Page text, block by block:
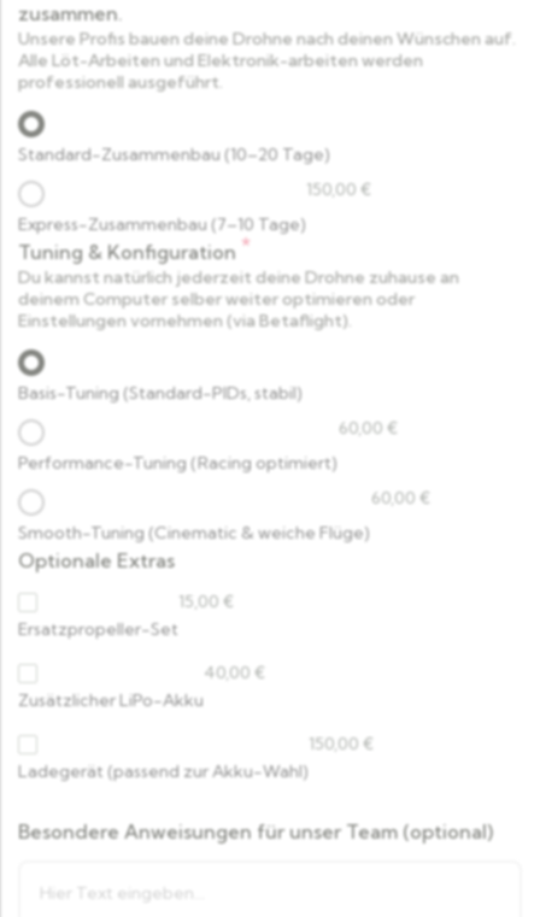
zusammen.
Unsere Profis bauen deine Drohne nach deinen Wünschen auf.
Alle Löt-Arbeiten und Elektronik-arbeiten werden
professionell ausgeführt.
Standard-Zusammenbau (10–20 Tage)
Express-Zusammenbau (7–10 Tage)
150,00 €
Tuning & Konfiguration *
Du kannst natürlich jederzeit deine Drohne zuhause an
deinem Computer selber weiter optimieren oder
Einstellungen vornehmen (via Betaflight).
Basis-Tuning (Standard-PIDs, stabil)
Performance-Tuning (Racing optimiert)
60,00 €
Smooth-Tuning (Cinematic & weiche Flüge)
60,00 €
Optionale Extras
Ersatzpropeller-Set
15,00 €
Zusätzlicher LiPo-Akku
40,00 €
Ladegerät (passend zur Akku-Wahl)
150,00 €
Besondere Anweisungen für unser Team (optional)